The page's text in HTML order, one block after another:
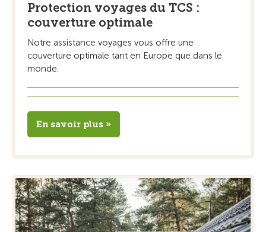
Protection voyages du TCS :
couverture optimale
Notre assistance voyages vous offre une
couverture optimale tant en Europe que dans le
monde.
En savoir plus »